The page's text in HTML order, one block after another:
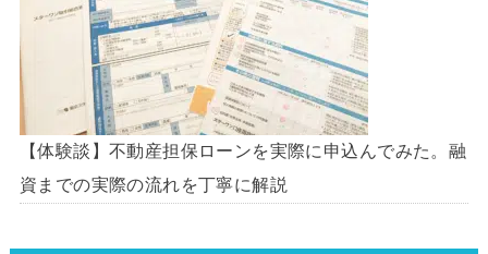
【体験談】不動産担保ローンを実際に申込んでみた。融
資までの実際の流れを丁寧に解説